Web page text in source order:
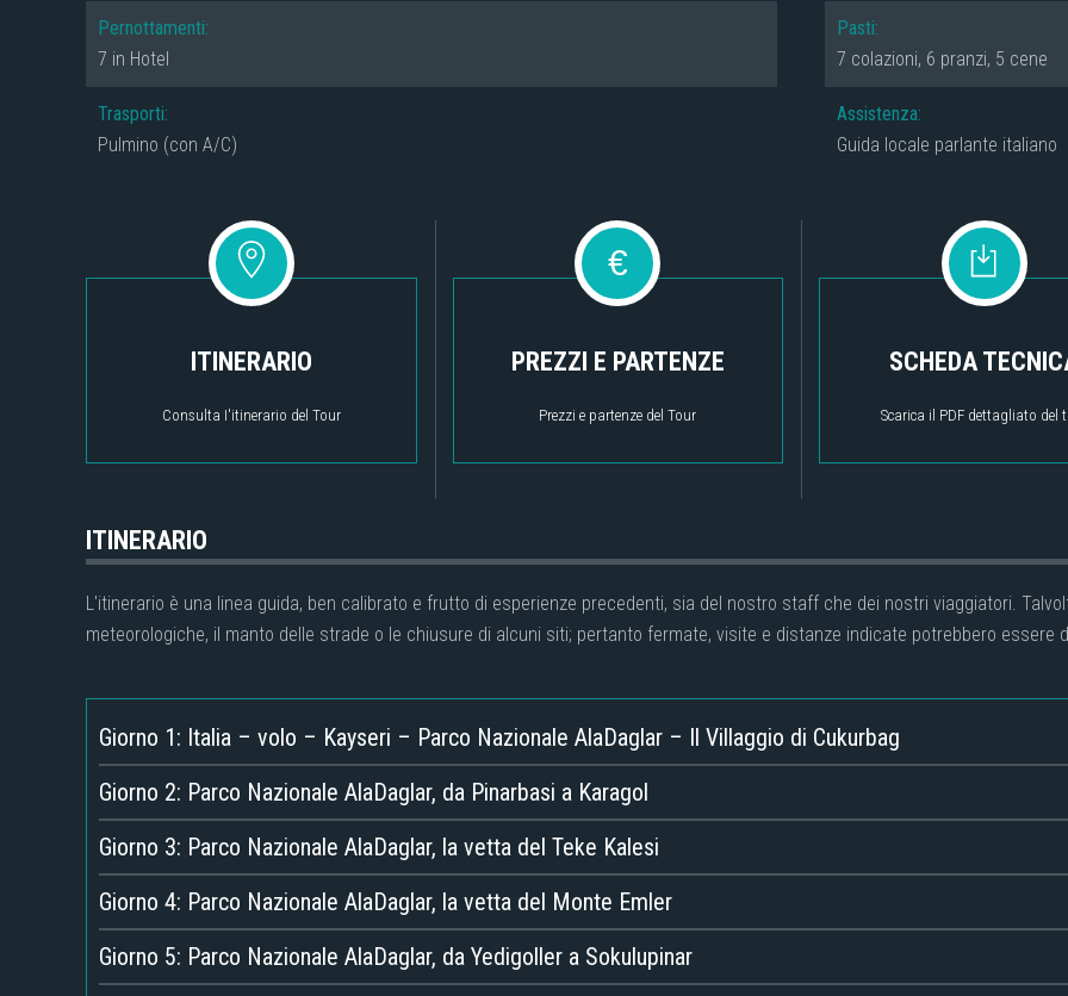
Pernottamenti:
7 in Hotel
Trasporti:
Pulmino (con A/C)
Pasti:
7 colazioni, 6 pranzi, 5 cene
Assistenza:
Guida locale parlante italiano
ITINERARIO
Consulta I'itinerario del Tour
€
PREZZI E PARTENZE
Prezzi e partenze del Tour
SCHEDA
Scarica il PDF dettagliato del
ITINERARIO
L'itinerario è una linea guida, ben calibrato e frutto di esperienze precedenti, sia del nostro staff che dei nostri viaggiatori.
meteorologiche, il manto delle strade o le chiusure di alcuni siti; pertanto fermate, visite e distanze indicate potrebbero essere
Giorno 1: Italia – volo – Kayseri – Parco Nazionale AlaDaglar – Il Villaggio di Cukurbag
Giorno 2: Parco Nazionale AlaDaglar, da Pinarbasi a Karagol
Giorno 3: Parco Nazionale AlaDaglar, la vetta del Teke Kalesi
Giorno 4: Parco Nazionale AlaDaglar, la vetta del Monte Emler
Giorno 5: Parco Nazionale AlaDaglar, da Yedigoller a Sokulupinar